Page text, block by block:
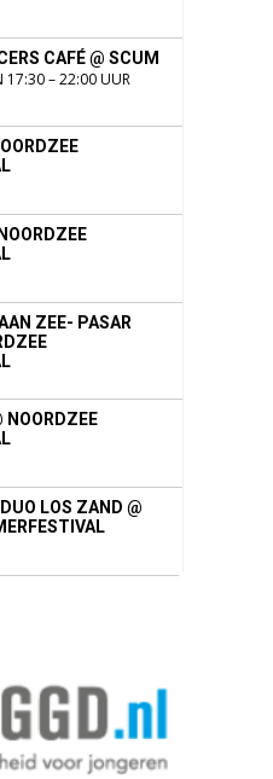
CAFÉ @ SCUM
17:30 – 22:00 UUR
ZEE- PASAR
NOORDZEE
LOS ZAND @